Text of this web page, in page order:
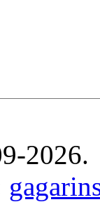
2026.